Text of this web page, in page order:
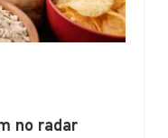
no radar